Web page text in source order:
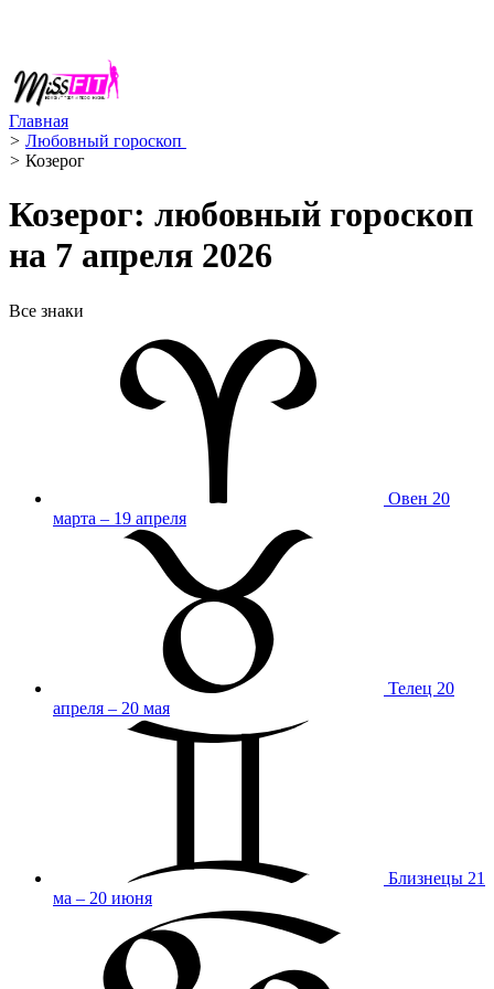
Главная
> Любовный гороскоп ️
> Козерог ️
Козерог: любовный гороскоп
на 7 апреля 2026
Все знаки
Овен 20
марта – 19 апреля
Телец 20
апреля – 20 мая
Близнецы 21
ма – 20 июня